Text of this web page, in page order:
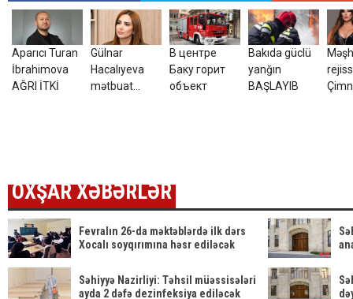
Aparıcı Turan
İbrahimova
AĞRI İTKİ
Gülnar
Hacalıyeva
mətbuat
В центре
Баку горит
объект
Bakıda güclü
yanğın
BAŞLAYIB
OXŞAR XƏBƏRLƏR
Fevralın 26-da məktəblərdə ilk dərs
Xocalı soyqırımına həsr ediləcək
Səhiyyə Nazirliyi: Təhsil müəssisələri
ayda 2 dəfə dezinfeksiya ediləcək